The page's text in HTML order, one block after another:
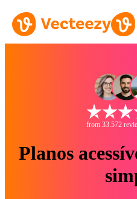
from 33.572
Planos